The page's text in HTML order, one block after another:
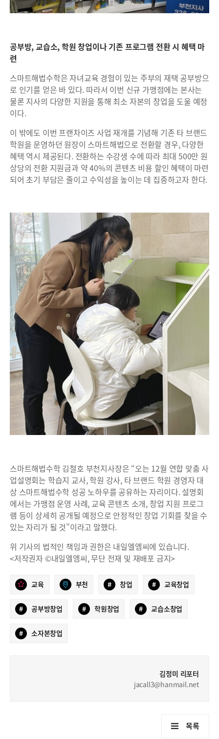
공부방, 교습소, 학원 창업이나 기존 프로그램 전환 시 혜택 마
련
스마트해법수학은 자녀교육 경험이 있는 주부의 재택 공부방으
로 인기를 얻은 바 있다. 따라서 이번 신규 가맹점에는 본사는
물론 지사의 다양한 지원을 통해 최소 자본의 창업을 도울 예정
이다.
이 밖에도 이번 프랜차이즈 사업 재개를 기념해 기존 타 브랜드
학원을 운영하던 원장이 스마트해법으로 전환할 경우, 다양한
혜택 역시 제공된다. 전환하는 수강생 수에 따라 최대 500만 원
상당의 전환 지원금과 약 40%의 콘텐츠 비용 할인 혜택이 마련
되어 초기 부담은 줄이고 수익성을 높이는 데 집중하고자 한다.
스마트해법수학 김철호 부천지사장은 “오는 12월 연합 맞춤 사
업설명회는 학습지 교사, 학원 강사, 타 브랜드 학원 경영자 대
상 스마트해법수학 성공 노하우를 공유하는 자리이다. 설명회
에서는 가맹점 운영 사례, 교육 콘텐츠 소개, 창업 지원 프로그
램 등이 상세히 공개될 예정으로 안정적인 창업 기회를 찾을 수
있는 자리가 될 것”이라고 말했다.
위 기사의 법적인 책임과 권한은 내일엘엠씨에 있습니다.
<저작권자 ©내일엘엠씨, 무단 전재 및 재배포 금지>
교육 부천 # 창업 # 교육창업
# 공부방창업 # 학원창업 # 교습소창업
# 소자본창업
김정미 리포터
jacall3@hanmail.net
목록